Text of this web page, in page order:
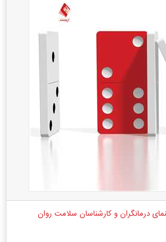
درمانگران و کارشناسان سلامت روان